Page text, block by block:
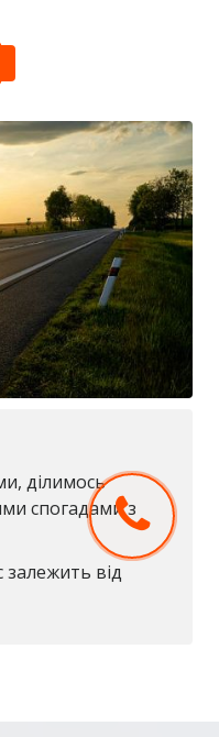
ділимось
спогадами з
залежить від